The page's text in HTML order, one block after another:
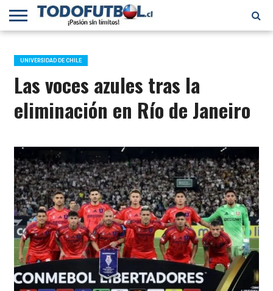
PRIMERA
B
SELECCIÓN
CHILENA
CHILENOS
EN EL
MUNDO
FÚTBOL
INTERNACIONAL
UNIVERSIDAD DE CHILE
Las voces azules tras la
eliminación en Río de Janeiro